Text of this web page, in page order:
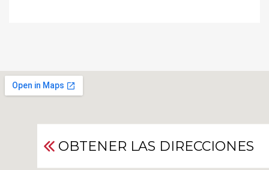
OBTENER LAS DIRECCIONES